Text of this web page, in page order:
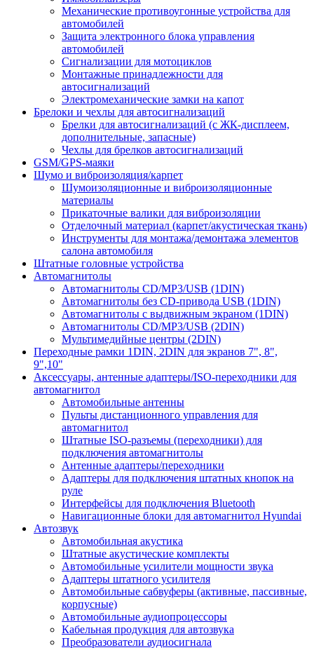
Механические противоугонные устройства для
автомобилей
Защита электронного блока управления
автомобилей
Сигнализации для мотоциклов
Монтажные принадлежности для
автосигнализаций
Электромеханические замки на капот
Брелоки и чехлы для автосигнализаций
Брелки для автосигнализаций (с ЖК-дисплеем,
дополнительные, запасные)
Чехлы для брелков автосигнализаций
GSM/GPS-маяки
Шумо и виброизоляция/карпет
Шумоизоляционные и виброизоляционные
материалы
Прикаточные валики для виброизоляции
Отделочный материал (карпет/акустическая ткань)
Инструменты для монтажа/демонтажа элементов
салона автомобиля
Штатные головные устройства
Автомагнитолы
Автомагнитолы CD/MP3/USB (1DIN)
Автомагнитолы без CD-привода USB (1DIN)
Автомагнитолы с выдвижным экраном (1DIN)
Автомагнитолы CD/MP3/USB (2DIN)
Мультимедийные центры (2DIN)
Переходные рамки 1DIN, 2DIN для экранов 7", 8",
9",10"
Аксессуары, антенные адаптеры/ISO-переходники для
автомагнитол
Автомобильные антенны
Пульты дистанционного управления для
автомагнитол
Штатные ISO-разъемы (переходники) для
подключения автомагнитолы
Антенные адаптеры/переходники
Адаптеры для подключения штатных кнопок на
руле
Интерфейсы для подключения Bluetooth
Навигационные блоки для автомагнитол Hyundai
Автозвук
Автомобильная акустика
Штатные акустические комплекты
Автомобильные усилители мощности звука
Адаптеры штатного усилителя
Автомобильные сабвуферы (активные, пассивные,
корпусные)
Автомобильные аудиопроцессоры
Кабельная продукция для автозвука
Преобразователи аудиосигнала